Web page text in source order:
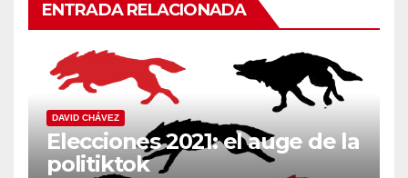
ENTRADA RELACIONADA
DAVID CHÁVEZ
Elecciones 2021: el auge de la
politiktok